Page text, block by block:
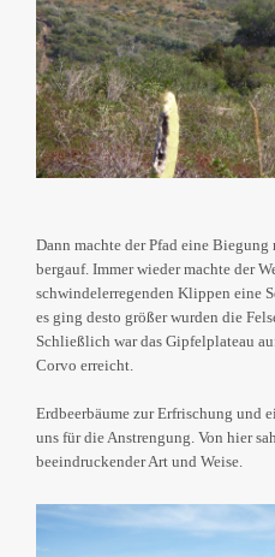
Dann machte der Pfad eine
bergauf. Immer wieder machte der
schwindelerregenden Klippen eine
es ging desto größer wurden die
Schließlich war das Gipfelplateau
Corvo erreicht.
Erdbeerbäume zur Erfrischung und
uns für die Anstrengung. Von hier
beeindruckender Art und Weise.